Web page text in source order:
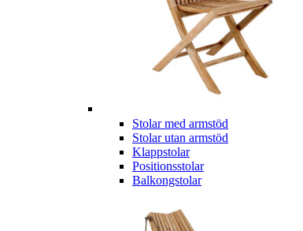
Stolar med armstöd
Stolar utan armstöd
Klappstolar
Positionsstolar
Balkongstolar